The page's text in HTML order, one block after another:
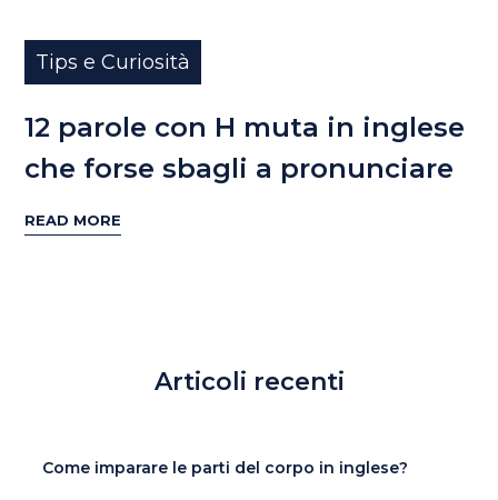
Tips e Curiosità
12 parole con H muta in inglese
che forse sbagli a pronunciare
READ MORE
Articoli recenti
Come imparare le parti del corpo in inglese?